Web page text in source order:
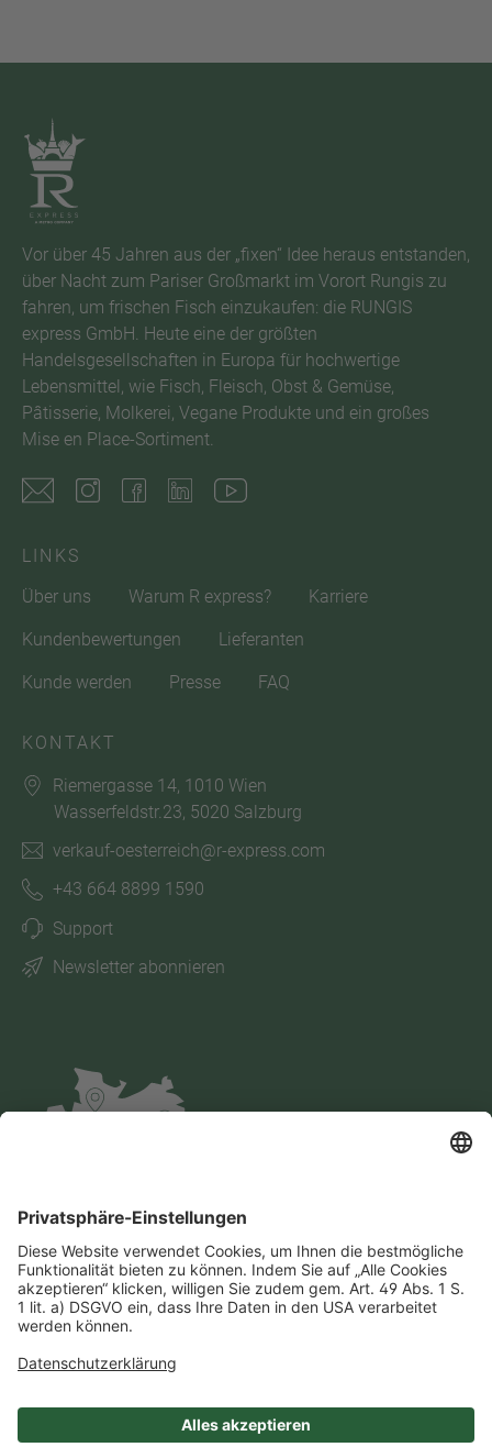
Vor über 45 Jahren aus der „fixen“ Idee heraus entstanden,
über Nacht zum Pariser Großmarkt im Vorort Rungis zu
fahren, um frischen Fisch einzukaufen: die RUNGIS
express GmbH. Heute eine der größten
Handelsgesellschaften in Europa für hochwertige
Lebensmittel, wie Fisch, Fleisch, Obst & Gemüse,
Pâtisserie, Molkerei, Vegane Produkte und ein großes
Mise en Place-Sortiment.
LINKS
Über uns
Warum R express? Karriere
Kundenbewertungen Lieferanten
Kunde werden Presse FAQ
KONTAKT
Riemergasse 14, 1010 Wien
Wasserfeldstr.23, 5020 Salzburg
verkauf-oesterreich@r-express.com
+43 664 8899 1590
Support
Newsletter abonnieren